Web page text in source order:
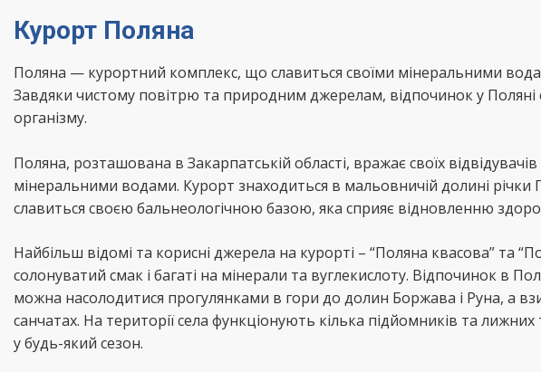
Курорт Поляна
Поляна — курортний комплекс, що славиться своїми мінеральними
Завдяки чистому повітрю та природним джерелам, відпочинок у
організму.
Поляна, розташована в Закарпатській області, вражає своїх
мінеральними водами. Курорт знаходиться в мальовничій долині річки
славиться своєю бальнеологічною базою, яка сприяє відновленню
Найбільш відомі та корисні джерела на курорті – “Поляна квасова” та
солонуватий смак і багаті на мінерали та вуглекислоту. Відпочинок в
можна насолодитися прогулянками в гори до долин Боржава і Руна, а
санчатах. На території села функціонують кілька підйомників та
у будь-який сезон.